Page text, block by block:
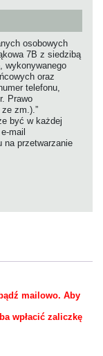
osobowych
7B z siedzibą
wykonywanego
oraz
telefonu,
Prawo
zm.).”
być w każdej
mail
na przetwarzanie
mailowo. Aby
wpłacić zaliczkę